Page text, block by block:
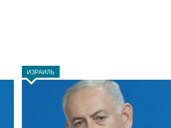
ИЗРАИЛЬ